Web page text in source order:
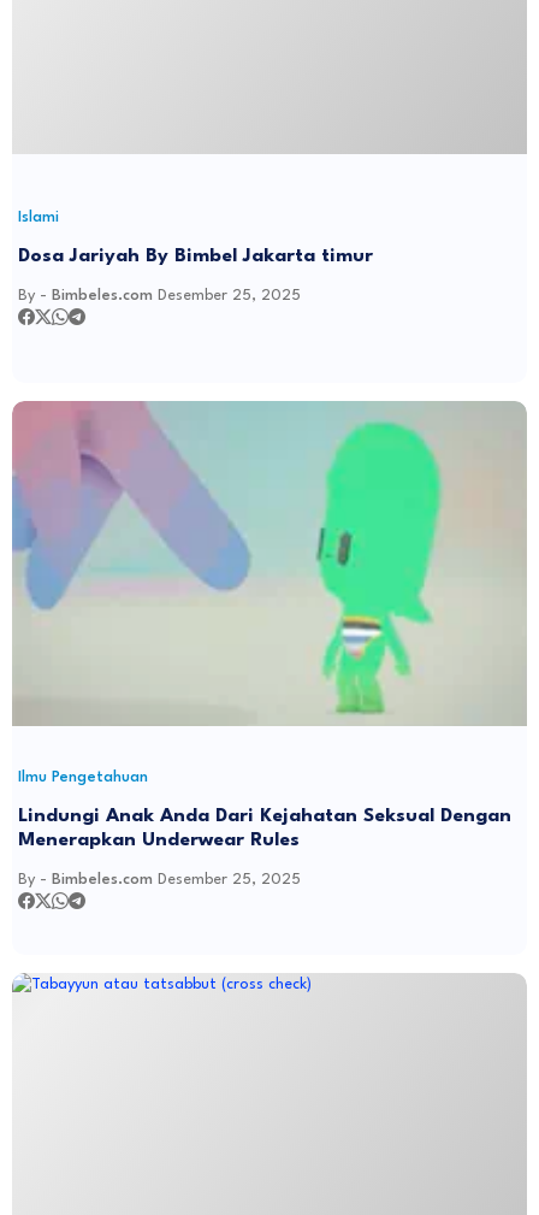
Islami
Dosa Jariyah By Bimbel Jakarta timur
By - Bimbeles.com Desember 25, 2025
Ilmu Pengetahuan
Lindungi Anak Anda Dari Kejahatan Seksual Dengan
Menerapkan Underwear Rules
By - Bimbeles.com Desember 25, 2025